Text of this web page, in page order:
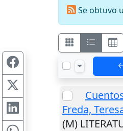
Se obtuvo
Freda,
(M)